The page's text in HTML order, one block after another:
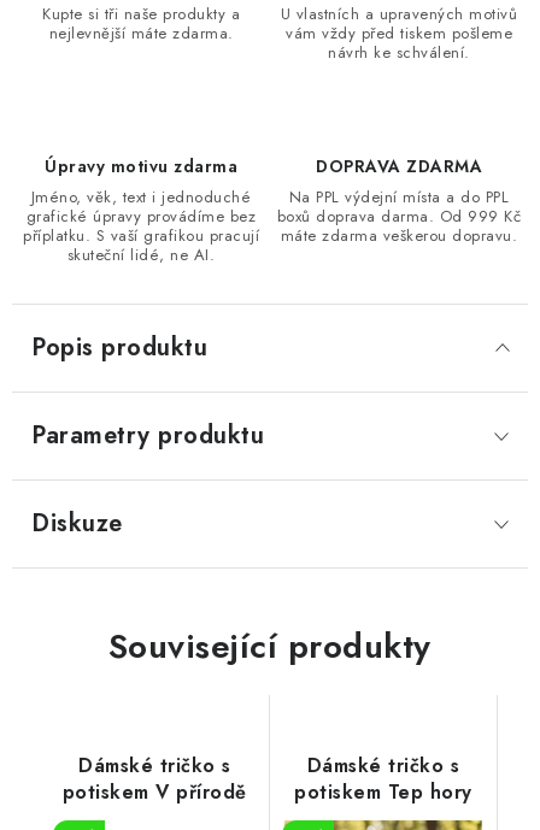
Kupte si tři naše produkty a
nejlevnější máte zdarma.
U vlastních a upravených motivů
vám vždy před tiskem pošleme
návrh ke schválení.
Úpravy motivu zdarma
Jméno, věk, text i jednoduché
grafické úpravy provádíme bez
příplatku. S vaší grafikou pracují
skuteční lidé, ne AI.
DOPRAVA ZDARMA
Na PPL výdejní místa a do PPL
boxů doprava darma. Od 999 Kč
máte zdarma veškerou dopravu.
Popis produktu
Parametry produktu
Diskuze
Související produkty
Dámské tričko s
potiskem V přírodě
Dámské tričko s
potiskem Tep hory